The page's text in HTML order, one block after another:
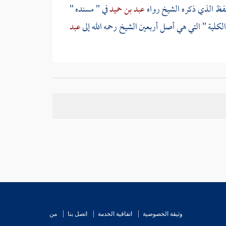
الذي ذكره الشيخ رواهعبد بن حميدفي " مسنده "
" التي هي أصل أربعين الشيخ رحمه الله إلىعبد
،وعطاء بن أبي رباح،وعمرو بن دينار،وعبيد الله بن
العلماء : تدبرت هذا الحديث ، فأدهشني وكدت
وثيقة الخصوصية اتفاقية الخدمة اتصل بنا
من